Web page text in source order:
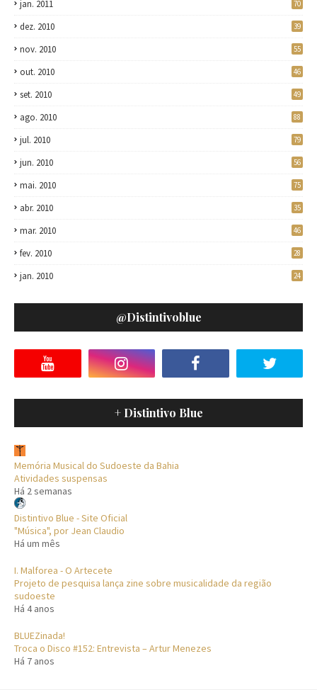
jan. 2011 70
dez. 2010 39
nov. 2010 55
out. 2010 46
set. 2010 49
ago. 2010 88
jul. 2010 79
jun. 2010 56
mai. 2010 75
abr. 2010 35
mar. 2010 46
fev. 2010 28
jan. 2010 24
@distintivoblue
+ Distintivo Blue
Memória Musical do Sudoeste da Bahia
Atividades suspensas
Há 2 semanas
Distintivo Blue - Site Oficial
"Música", por Jean Claudio
Há um mês
I. Malforea - O Artecete
Projeto de pesquisa lança zine sobre musicalidade da região
sudoeste
Há 4 anos
BLUEZinada!
Troca o Disco #152: Entrevista – Artur Menezes
Há 7 anos